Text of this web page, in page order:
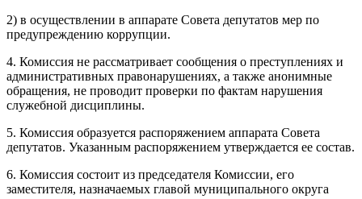
2) в осуществлении в аппарате Совета депутатов мер по
предупреждению коррупции.
4. Комиссия не рассматривает сообщения о преступлениях и
административных правонарушениях, а также анонимные
обращения, не проводит проверки по фактам нарушения
служебной дисциплины.
5. Комиссия образуется распоряжением аппарата Совета
депутатов. Указанным распоряжением утверждается ее состав.
6. Комиссия состоит из председателя Комиссии, его
заместителя, назначаемых главой муниципального округа